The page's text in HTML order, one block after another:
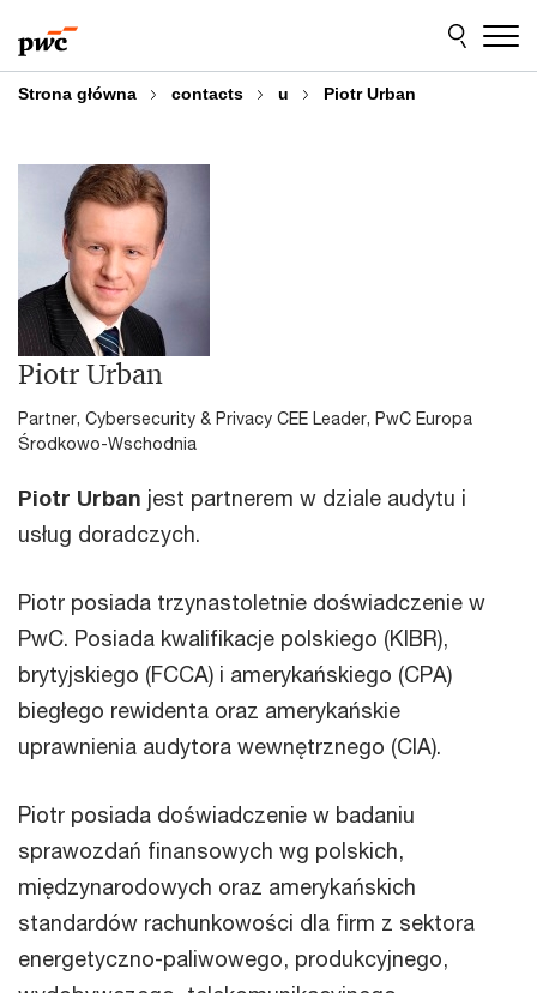
do
treści
do
stopki
Strona główna contacts u Piotr Urban
Piotr Urban
Partner, Cybersecurity & Privacy CEE Leader, PwC Europa
Środkowo-Wschodnia
Piotr Urban jest partnerem w dziale audytu i
usług doradczych.
Piotr posiada trzynastoletnie doświadczenie w
PwC. Posiada kwalifikacje polskiego (KIBR),
brytyjskiego (FCCA) i amerykańskiego (CPA)
biegłego rewidenta oraz amerykańskie
uprawnienia audytora wewnętrznego (CIA).
Piotr posiada doświadczenie w badaniu
sprawozdań finansowych wg polskich,
międzynarodowych oraz amerykańskich
standardów rachunkowości dla firm z sektora
energetyczno-paliwowego, produkcyjnego,